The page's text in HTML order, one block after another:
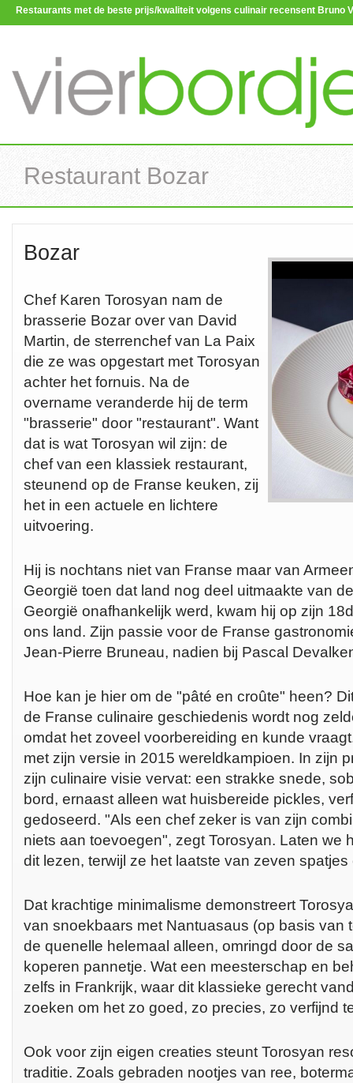
Restaurants met de beste prijs/kwaliteit volgens culinair recensent Bruno
Restaurant Bozar
Bozar
Chef Karen Torosyan nam de
brasserie Bozar over van David
Martin, de sterrenchef van La Paix
die ze was opgestart met Torosyan
achter het fornuis. Na de
overname veranderde hij de term
"brasserie" door "restaurant". Want
dat is wat Torosyan wil zijn: de
chef van een klassiek restaurant,
steunend op de Franse keuken, zij
het in een actuele en lichtere
uitvoering.
Hij is nochtans niet van Franse maar van
Georgië toen dat land nog deel uitmaakte van
Georgië onafhankelijk werd, kwam hij op zijn
ons land. Zijn passie voor de Franse
Jean-Pierre Bruneau, nadien bij Pascal
Hoe kan je hier om de "pâté en croûte" heen?
de Franse culinaire geschiedenis wordt nog
omdat het zoveel voorbereiding en kunde
met zijn versie in 2015 wereldkampioen. In zijn
zijn culinaire visie vervat: een strakke snede,
bord, ernaast alleen wat huisbereide pickles,
gedoseerd. "Als een chef zeker is van zijn
niets aan toevoegen", zegt Torosyan. Laten we
dit lezen, terwijl ze het laatste van zeven
Dat krachtige minimalisme demonstreert
van snoekbaars met Nantuasaus (op basis van
de quenelle helemaal alleen, omringd door de
koperen pannetje. Wat een meesterschap en
zelfs in Frankrijk, waar dit klassieke gerecht
zoeken om het zo goed, zo precies, zo verfijnd
Ook voor zijn eigen creaties steunt Torosyan
traditie. Zoals gebraden nootjes van ree,